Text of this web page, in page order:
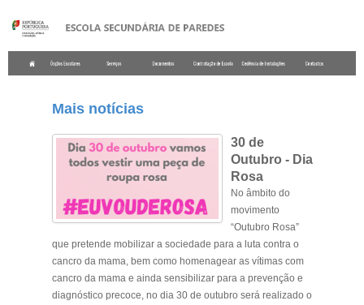
Mais notícias
30 de
Outubro - Dia
Rosa
No âmbito do
movimento
“Outubro Rosa”
que pretende mobilizar a sociedade para a luta contra o
cancro da mama, bem como homenagear as vítimas com
cancro da mama e ainda sensibilizar para a prevenção e
diagnóstico precoce, no dia 30 de outubro será realizado o